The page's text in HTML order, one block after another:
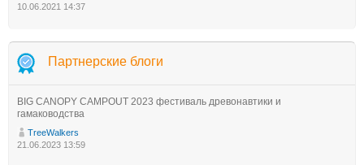
10.06.2021 14:37
Партнерские блоги
BIG CANOPY CAMPOUT 2023 фестиваль древонавтики и
гамаководства
TreeWalkers
21.06.2023 13:59